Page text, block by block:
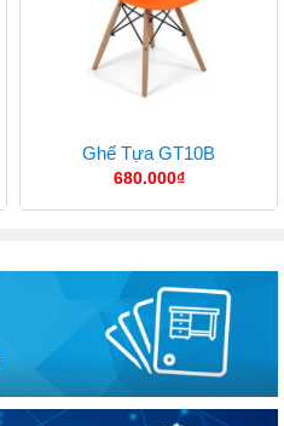
Ghế Tựa GT10B
680.000₫